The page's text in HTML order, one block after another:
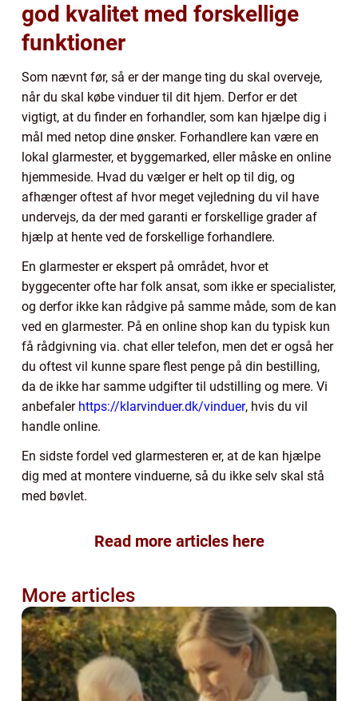
god kvalitet med forskellige
funktioner
Som nævnt før, så er der mange ting du skal overveje,
når du skal købe vinduer til dit hjem. Derfor er det
vigtigt, at du finder en forhandler, som kan hjælpe dig i
mål med netop dine ønsker. Forhandlere kan være en
lokal glarmester, et byggemarked, eller måske en online
hjemmeside. Hvad du vælger er helt op til dig, og
afhænger oftest af hvor meget vejledning du vil have
undervejs, da der med garanti er forskellige grader af
hjælp at hente ved de forskellige forhandlere.
En glarmester er ekspert på området, hvor et
byggecenter ofte har folk ansat, som ikke er specialister,
og derfor ikke kan rådgive på samme måde, som de kan
ved en glarmester. På en online shop kan du typisk kun
få rådgivning via. chat eller telefon, men det er også her
du oftest vil kunne spare flest penge på din bestilling,
da de ikke har samme udgifter til udstilling og mere. Vi
anbefaler https://klarvinduer.dk/vinduer, hvis du vil
handle online.
En sidste fordel ved glarmesteren er, at de kan hjælpe
dig med at montere vinduerne, så du ikke selv skal stå
med bøvlet.
Read more articles here
More articles